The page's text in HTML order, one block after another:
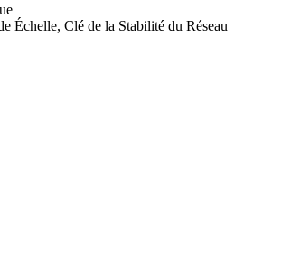
Échelle, Clé de la Stabilité du Réseau